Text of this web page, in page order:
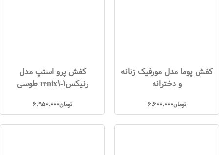
کفش پوما مدل مورفیک زنانه
و دخترانه
تومان6.600.000
کفش پرو استپ مدل
رنیکس1-renix1 طوسی
تومان6.950.000